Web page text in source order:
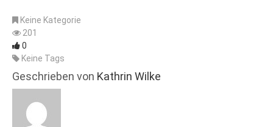
Keine Kategorie
201
0
Keine Tags
Geschrieben von Kathrin Wilke